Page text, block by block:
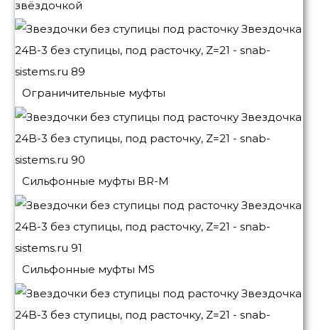
звёздочкой
Ограничительные муфты
Сильфонные муфты BR-M
Сильфонные муфты MS